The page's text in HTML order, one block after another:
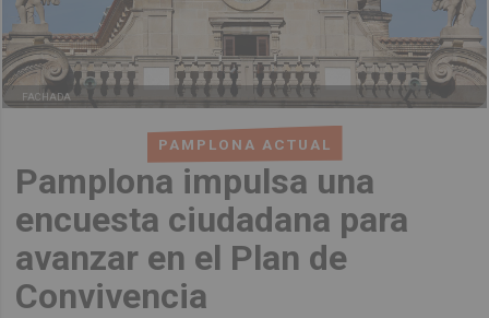
PAMPLONA ACTUAL
Pamplona impulsa una
encuesta ciudadana para
avanzar en el Plan de
Convivencia
FACHADA